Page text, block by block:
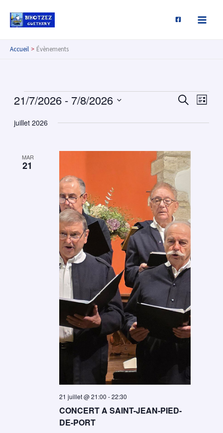
Accueil Évènements
Évènements
Recherche
navigation
vues
Évènements
vues
LISTE
21/7/2026 - 7/8/2026
une
juillet 2026
MAR
21
CONCERT A SAINT-JEAN-PIED-
DE-PORT
21 juillet @ 21:00 -22:30